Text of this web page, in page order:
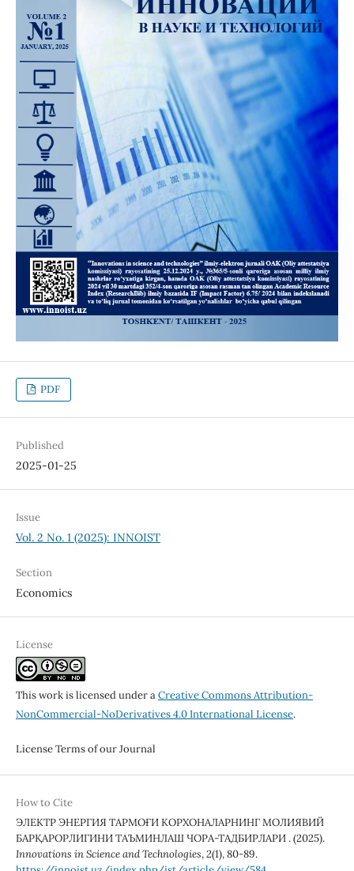
PDF
Published
2025-01-25
Issue
Vol. 2 No. 1 (2025): INNOIST
Section
Economics
License
This work is licensed under aCreative Commons Attribution-
NonCommercial-NoDerivatives 4.0 International License.
License Terms of our Journal
How to Cite
ЭЛЕКТР ЭНЕРГИЯ ТАРМОҒИ КОРХОНАЛАРНИНГ МОЛИЯВИЙ
БАРҚАРОРЛИГИНИ ТАЪМИНЛАШ ЧОРА-ТАДБИРЛАРИ . (2025).
Innovations in Science and Technologies,2(1), 80-89.